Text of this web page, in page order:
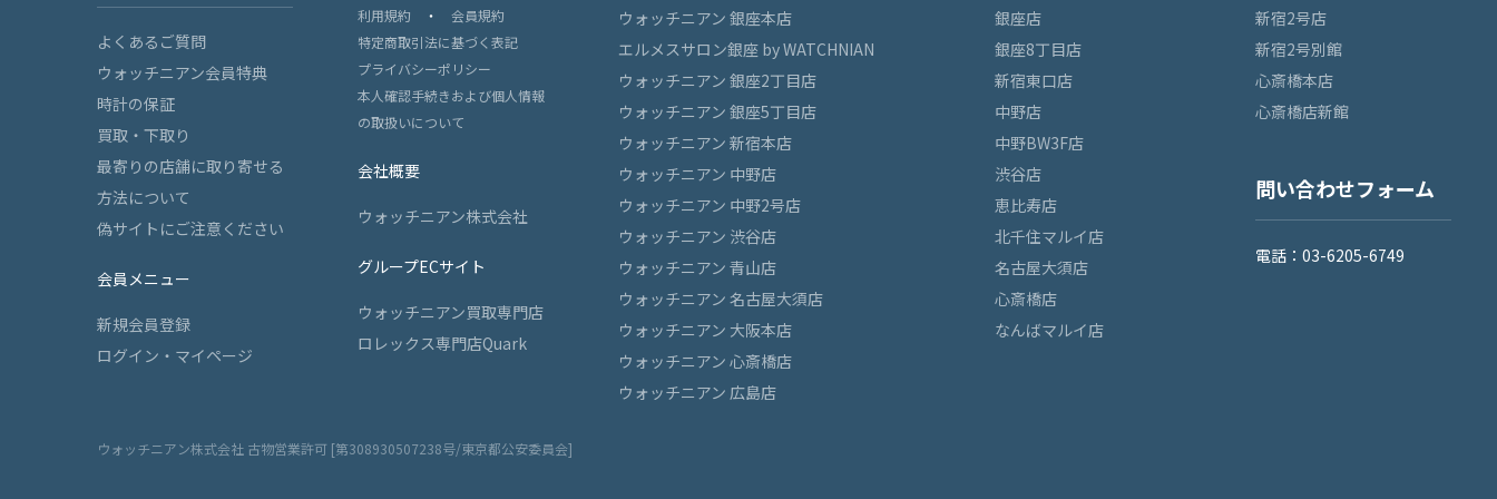
よくあるご質問
ウォッチニアン会員特典
時計の保証
買取・下取り
最寄りの店舗に取り寄せる
方法について
偽サイトにご注意ください
会員メニュー
新規会員登録
ログイン・マイページ
利用規約 ・ 会員規約
特定商取引法に基づく表記
プライバシーポリシー
本人確認手続きおよび個人情報
の取扱いについて
会社概要
ウォッチニアン株式会社
グループECサイト
ウォッチニアン買取専門店
ロレックス専門店Quark
ウォッチニアン 銀座本店
エルメスサロン銀座 by WATCHNIAN
ウォッチニアン 銀座2丁目店
ウォッチニアン 銀座5丁目店
ウォッチニアン 新宿本店
ウォッチニアン 中野店
ウォッチニアン 中野2号店
ウォッチニアン 渋谷店
ウォッチニアン 青山店
ウォッチニアン 名古屋大須店
ウォッチニアン 大阪本店
ウォッチニアン 心斎橋店
ウォッチニアン 広島店
銀座店
銀座8丁目店
新宿東口店
中野店
中野BW3F店
渋谷店
恵比寿店
北千住マルイ店
名古屋大須店
心斎橋店
なんばマルイ店
新宿2号店
新宿2号別館
心斎橋本店
心斎橋店新館
問い合わせフォーム
電話：03-6205-6749
ウォッチニアン株式会社 古物営業許可 [第308930507238号/東京都公安委員会]